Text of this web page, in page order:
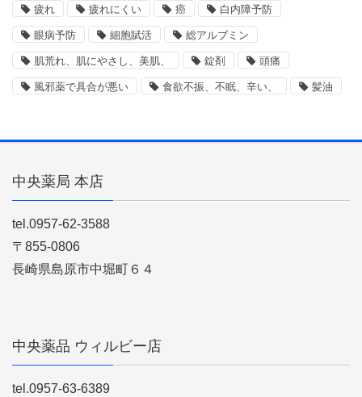
疲れ 疲れにくい 癌 白内障予防
眼病予防 細胞賦活 総アルブミン
肌荒れ、肌にやさし、美肌、 錠剤 頭痛
風邪薬で具合が悪い 食欲不振、不眠、辛い、 髪油
中央薬局 本店
tel.0957-62-3588
〒855-0806
長崎県島原市中堀町６４
中央薬品 ウィルビー店
tel.0957-63-6389